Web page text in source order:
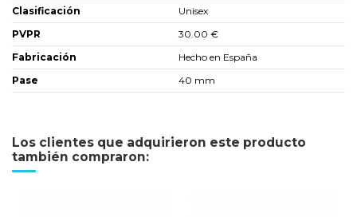
Clasificación
Unisex
PVPR
30.00 €
Fabricación
Hecho en España
Pase
40 mm
Los clientes que adquirieron este producto
también compraron: